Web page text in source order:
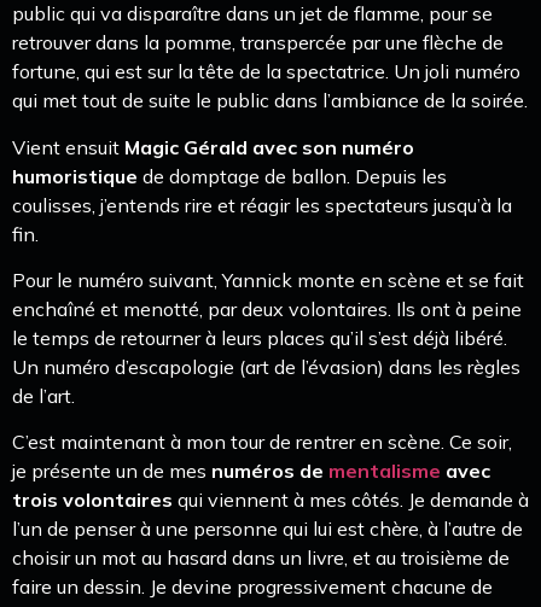
public qui va disparaître dans un jet de flamme, pour se
retrouver dans la pomme, transpercée par une flèche de
fortune, qui est sur la tête de la spectatrice. Un joli numéro
qui met tout de suite le public dans l’ambiance de la soirée.
Vient ensuit Magic Gérald avec son numéro
humoristique de domptage de ballon. Depuis les
coulisses, j’entends rire et réagir les spectateurs jusqu’à la
fin.
Pour le numéro suivant, Yannick monte en scène et se fait
enchaîné et menotté, par deux volontaires. Ils ont à peine
le temps de retourner à leurs places qu’il s’est déjà libéré.
Un numéro d’escapologie (art de l’évasion) dans les règles
de l’art.
C’est maintenant à mon tour de rentrer en scène. Ce soir,
je présente un de mes numéros de mentalisme avec
trois volontaires qui viennent à mes côtés. Je demande à
l’un de penser à une personne qui lui est chère, à l’autre de
choisir un mot au hasard dans un livre, et au troisième de
faire un dessin. Je devine progressivement chacune de